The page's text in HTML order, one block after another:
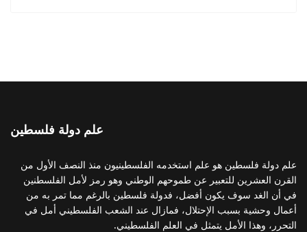
علم دولة فلسطين
علم دولة فلسطين هو علم استخدمه الفلسطينيون منذ النصف الأول من
القرن العشرين للتعبير عن طموحهم الوطني وهو رمز لأمل الفلسطنين
في أن الغد سوف يكون أفضل، فدولة فلسطين بالرغم مما تمر به من
أعمال وحشية بسبب الإحتلال، فمازال عند الشعب الفلسطيني أمل في
التحرر، وهذا الأمل يتمثل في العلم الفلسطيني.